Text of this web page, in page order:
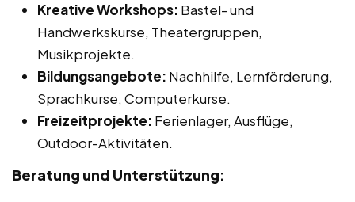
Kreative Workshops: Bastel- und
Handwerkskurse, Theatergruppen,
Musikprojekte.
Bildungsangebote: Nachhilfe, Lernförderung,
Sprachkurse, Computerkurse.
Freizeitprojekte: Ferienlager, Ausflüge,
Outdoor-Aktivitäten.
Beratung und Unterstützung: